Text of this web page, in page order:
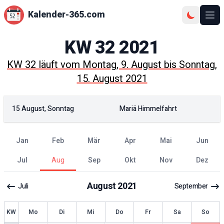
Kalender-365.com
KW322021
KW32läuft vomMontag, 9. AugustbisSonntag,
15. August 2021
15 August, Sonntag Mariä Himmelfahrt
Jan Feb Mär Apr Mai
Jun
Jul
Aug Sep Okt Nov Dez
Juli August2021 September
KW Mo Di Mi Do Fr Sa So